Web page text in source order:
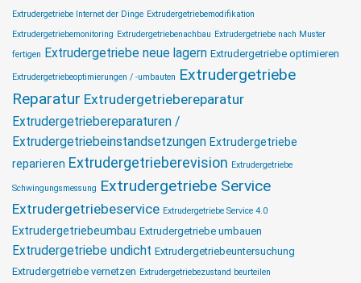
Extrudergetriebe Internet der Dinge Extrudergetriebemodifikation
Extrudergetriebemonitoring Extrudergetriebenachbau Extrudergetriebe nach Muster
fertigen
Extrudergetriebe neue lagern Extrudergetriebe optimieren
Extrudergetriebeoptimierungen / -umbauten Extrudergetriebe
Reparatur Extrudergetriebereparatur
Extrudergetriebereparaturen /
Extrudergetriebeinstandsetzungen Extrudergetriebe
reparieren Extrudergetrieberevision Extrudergetriebe
Schwingungsmessung Extrudergetriebe Service
Extrudergetriebeservice Extrudergetriebe Service 4.0
Extrudergetriebeumbau Extrudergetriebe umbauen
Extrudergetriebe undicht Extrudergetriebeuntersuchung
Extrudergetriebe vernetzen Extrudergetriebezustand beurteilen